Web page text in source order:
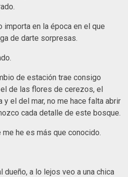
importa en la época en el que
de darte sorpresas.
de estación trae consigo
de las flores de cerezos, el
y el del mar, no me hace falta abrir
cada detalle de este bosque.
me he es más que conocido.
dueño, a lo lejos veo a una chica